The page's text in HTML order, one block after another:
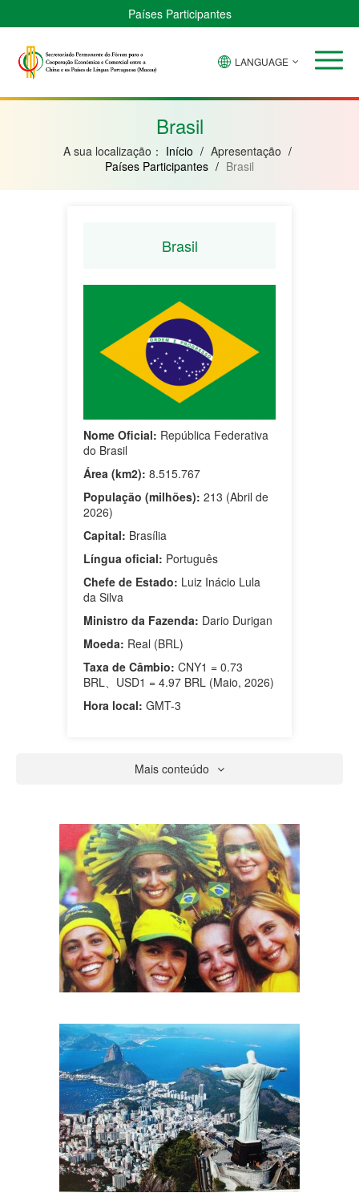
Países Participantes
Verde
Bissau
Guiné
Moçambique
LANGUAGE
Brasil
A sua localização： Início / Apresentação /
Países Participantes / Brasil
Brasil
Nome Oficial: República Federativa
do Brasil
Área (km2): 8.515.767
População (milhões): 213 (Abril de
2026)
Capital: Brasília
Língua oficial: Português
Chefe de Estado: Luiz Inácio Lula
da Silva
Ministro da Fazenda: Dario Durigan
Moeda: Real (BRL)
Taxa de Câmbio: CNY1 = 0.73
BRL、USD1 = 4.97 BRL (Maio, 2026)
Hora local: GMT-3
Mais conteúdo